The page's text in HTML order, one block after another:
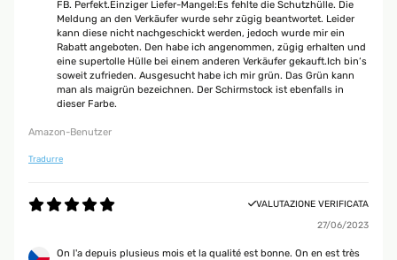
FB. Perfekt.Einziger Liefer-Mangel:Es fehlte die Schutzhülle. Die
Meldung an den Verkäufer wurde sehr zügig beantwortet. Leider
kann diese nicht nachgeschickt werden, jedoch wurde mir ein
Rabatt angeboten. Den habe ich angenommen, zügig erhalten und
eine supertolle Hülle bei einem anderen Verkäufer gekauft.Ich bin‘s
soweit zufrieden. Ausgesucht habe ich mir grün. Das Grün kann
man als maigrün bezeichnen. Der Schirmstock ist ebenfalls in
dieser Farbe.
Amazon-Benutzer
Tradurre
VALUTAZIONE VERIFICATA
27/06/2023
On l'a depuis plusieus mois et la qualité est bonne. On en est très